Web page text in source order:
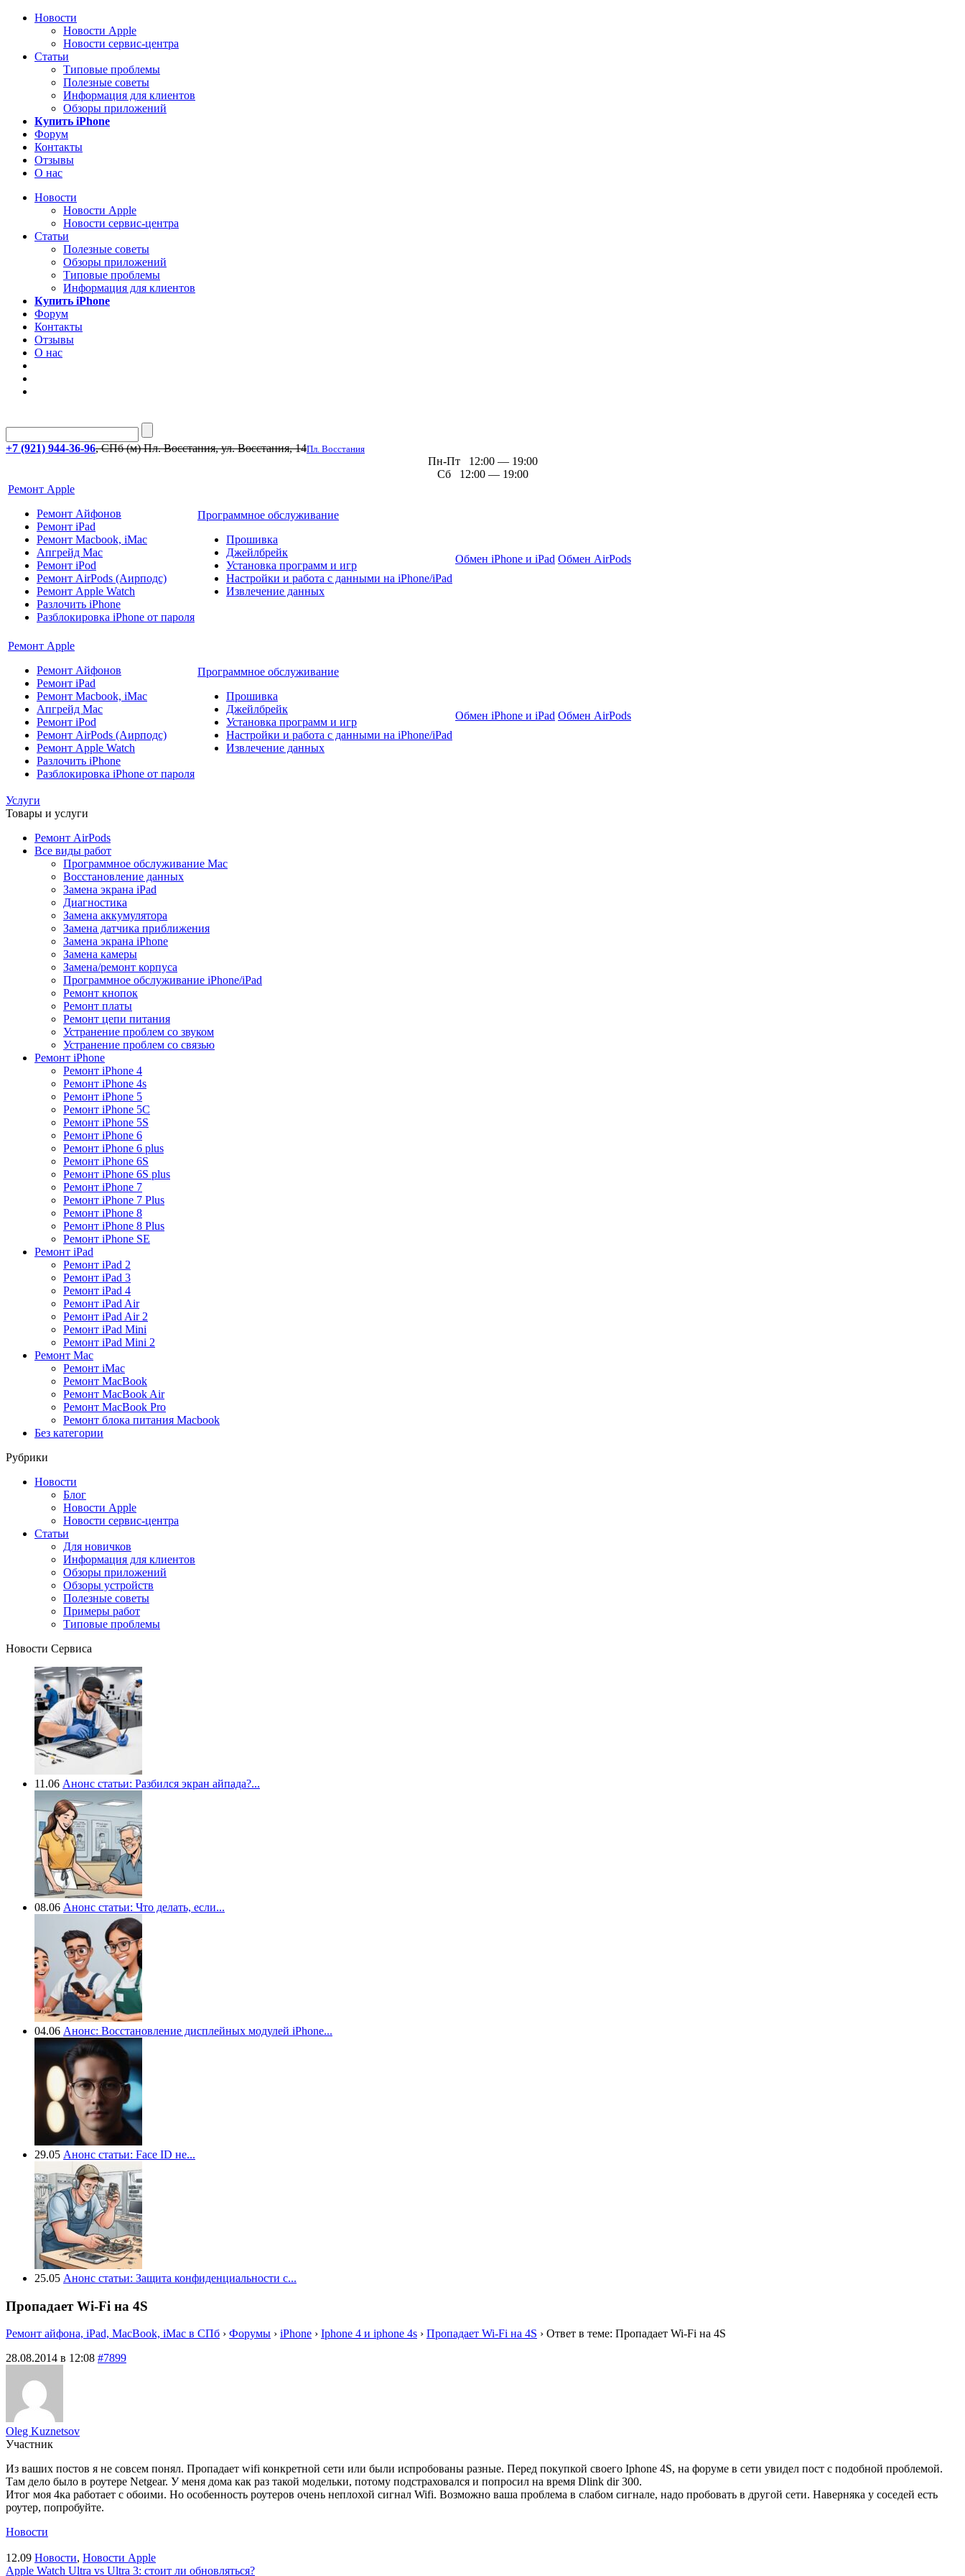
Новости
Новости Apple
Новости сервис-центра
Статьи
Типовые проблемы
Полезные советы
Информация для клиентов
Обзоры приложений
Купить iPhone
Форум
Контакты
Отзывы
О нас
Новости
Новости Apple
Новости сервис-центра
Статьи
Полезные советы
Обзоры приложений
Типовые проблемы
Информация для клиентов
Купить iPhone
Форум
Контакты
Отзывы
О нас
+7 (921) 944-36-96, СПб (м) Пл. Восстания, ул. Восстания, 14Пл. Восстания
Пн-Пт 12:00 — 19:00
Сб 12:00 — 19:00
Ремонт Apple
Ремонт Айфонов
Ремонт iPad
Ремонт Macbook, iMac
Апгрейд Mac
Ремонт iPod
Ремонт AirPods (Аирподс)
Ремонт Apple Watch
Разлочить iPhone
Разблокировка iPhone от пароля
Программное обслуживание
Прошивка
Джейлбрейк
Установка программ и игр
Настройки и работа с данными на iPhone/iPad
Извлечение данных
Обмен iPhone и iPad Обмен AirPods
Ремонт Apple
Ремонт Айфонов
Ремонт iPad
Ремонт Macbook, iMac
Апгрейд Mac
Ремонт iPod
Ремонт AirPods (Аирподс)
Ремонт Apple Watch
Разлочить iPhone
Разблокировка iPhone от пароля
Программное обслуживание
Прошивка
Джейлбрейк
Установка программ и игр
Настройки и работа с данными на iPhone/iPad
Извлечение данных
Обмен iPhone и iPad Обмен AirPods
Услуги
Товары и услуги
Ремонт AirPods
Все виды работ
Программное обслуживание Mac
Восстановление данных
Замена экрана iPad
Диагностика
Замена аккумулятора
Замена датчика приближения
Замена экрана iPhone
Замена камеры
Замена/ремонт корпуса
Программное обслуживание iPhone/iPad
Ремонт кнопок
Ремонт платы
Ремонт цепи питания
Устранение проблем со звуком
Устранение проблем со связью
Ремонт iPhone
Ремонт iPhone 4
Ремонт iPhone 4s
Ремонт iPhone 5
Ремонт iPhone 5C
Ремонт iPhone 5S
Ремонт iPhone 6
Ремонт iPhone 6 plus
Ремонт iPhone 6S
Ремонт iPhone 6S plus
Ремонт iPhone 7
Ремонт iPhone 7 Plus
Ремонт iPhone 8
Ремонт iPhone 8 Plus
Ремонт iPhone SE
Ремонт iPad
Ремонт iPad 2
Ремонт iPad 3
Ремонт iPad 4
Ремонт iPad Air
Ремонт iPad Air 2
Ремонт iPad Mini
Ремонт iPad Mini 2
Ремонт Mac
Ремонт iMac
Ремонт MacBook
Ремонт MacBook Air
Ремонт MacBook Pro
Ремонт блока питания Macbook
Без категории
Рубрики
Новости
Блог
Новости Apple
Новости сервис-центра
Статьи
Для новичков
Информация для клиентов
Обзоры приложений
Обзоры устройств
Полезные советы
Примеры работ
Типовые проблемы
Новости Сервиса
11.06 Анонс статьи: Разбился экран айпада?...
08.06 Анонс статьи: Что делать, если...
04.06 Анонс: Восстановление дисплейных модулей iPhone...
29.05 Анонс статьи: Face ID не...
25.05 Анонс статьи: Защита конфиденциальности с...
Пропадает Wi-Fi на 4S
Ремонт айфона, iPad, MacBook, iMac в СПб › Форумы › iPhone › Iphone 4 и iphone 4s › Пропадает Wi-Fi на 4S › Ответ в теме: Пропадает Wi-Fi на 4S
28.08.2014 в 12:08 #7899
Oleg Kuznetsov
Участник
Из ваших постов я не совсем понял. Пропадает wifi конкретной сети или были испробованы разные. Перед покупкой своего Iphone 4S, на форуме в сети увидел пост с подобной проблемой.
Там дело было в роутере Netgear. У меня дома как раз такой модельки, потому подстраховался и попросил на время Dlink dir 300.
Итог моя 4ка работает с обоими. Но особенность роутеров очень неплохой сигнал Wifi. Возможно ваша проблема в слабом сигнале, надо пробовать в другой сети. Наверняка у соседей есть
роутер, попробуйте.
Новости
12.09 Новости, Новости Apple
Apple Watch Ultra vs Ultra 3: стоит ли обновляться?